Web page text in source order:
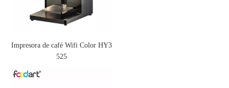
Impresora de café Wifi Color HY3
525